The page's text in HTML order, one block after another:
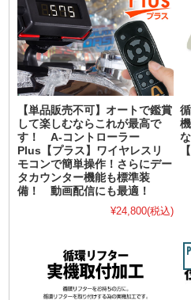
【単品販売不可】オートで鑑賞
して楽しむならこれが最高で
す！ A-コントローラー
Plus【プラス】ワイヤレスリ
モコンで簡単操作！さらにデー
タカウンター機能も標準装
備！ 動画配信にも最適！
¥24,800(税込)